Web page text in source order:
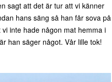
sagt att det är tur att vi känner
hans säng så han får sova på
inte hade någon mat hemma i
han säger något. Vår lille tok!